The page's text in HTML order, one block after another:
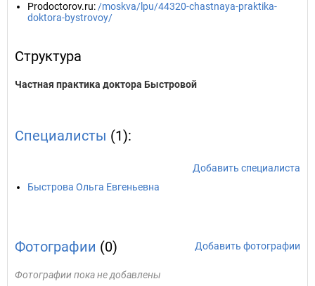
Prodoctorov.ru: /moskva/lpu/44320-chastnaya-praktika-
doktora-bystrovoy/
Структура
Частная практика доктора Быстровой
Специалисты (1):
Добавить специалиста
Быстрова Ольга Евгеньевна
Фотографии (0) Добавить фотографии
Фотографии пока не добавлены